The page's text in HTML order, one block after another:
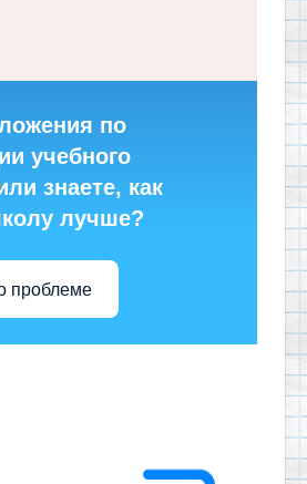
по
учебного
знаете, как
лучше?
проблеме